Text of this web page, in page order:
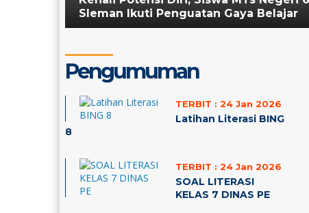
Sleman Ikuti Penguatan Gaya Belajar
Pengumuman
TERBIT : 24 Jan 2026
Latihan Literasi BING
8
TERBIT : 24 Jan 2026
SOAL LITERASI
KELAS 7 DINAS PE
"Ing ngarsa sung